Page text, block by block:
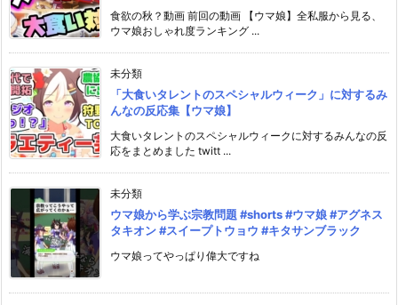
食欲の秋？動画 前回の動画 【ウマ娘】全私服から見る、
ウマ娘おしゃれ度ランキング ...
未分類
「大食いタレントのスペシャルウィーク」に対するみ
んなの反応集【ウマ娘】
大食いタレントのスペシャルウィークに対するみんなの反
応をまとめました twitt ...
未分類
ウマ娘から学ぶ宗教問題 #shorts #ウマ娘 #アグネス
タキオン #スイープトウョウ #キタサンブラック
ウマ娘ってやっぱり偉大ですね